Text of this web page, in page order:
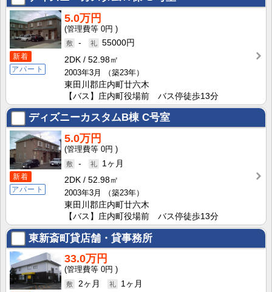
新着
アパート
5.0万円
0円
-
55000円
2DK
52.98㎡
2003年3月
（築23年）
東田川郡庄内町廿六木
【バス】庄内町役場前 バス停徒歩13分
ディズニーカスタムB棟 C号室
新着
アパート
5.0万円
0円
-
1ヶ月
2DK
52.98㎡
2003年3月
（築23年）
東田川郡庄内町廿六木
【バス】庄内町役場前 バス停徒歩13分
東新斎町貸店舗・貸事務所
33.0万円
0円
2ヶ月
1ヶ月